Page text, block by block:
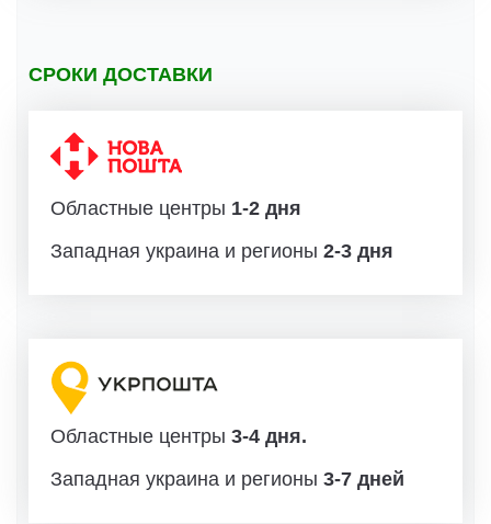
СРОКИ ДОСТАВКИ
Областные центры 1-2 дня
Западная украина и регионы 2-3 дня
Областные центры 3-4 дня.
Западная украина и регионы 3-7 дней